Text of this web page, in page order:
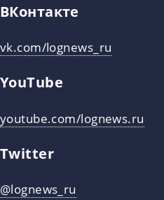
ВКонтакте
vk.com/lognews_ru
YouTube
youtube.com/lognews.ru
Twitter
@lognews_ru